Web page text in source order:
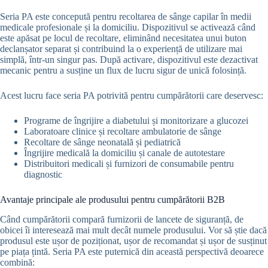
Seria PA este concepută pentru recoltarea de sânge capilar în medii
medicale profesionale și la domiciliu. Dispozitivul se activează când
este apăsat pe locul de recoltare, eliminând necesitatea unui buton
declanșator separat și contribuind la o experiență de utilizare mai
simplă, într-un singur pas. După activare, dispozitivul este dezactivat
mecanic pentru a susține un flux de lucru sigur de unică folosință.
Acest lucru face seria PA potrivită pentru cumpărătorii care deservesc:
Programe de îngrijire a diabetului și monitorizare a glucozei
Laboratoare clinice și recoltare ambulatorie de sânge
Recoltare de sânge neonatală și pediatrică
Îngrijire medicală la domiciliu și canale de autotestare
Distribuitori medicali și furnizori de consumabile pentru
diagnostic
Avantaje principale ale produsului pentru cumpărătorii B2B
Când cumpărătorii compară furnizorii de lancete de siguranță, de
obicei îi interesează mai mult decât numele produsului. Vor să știe dacă
produsul este ușor de poziționat, ușor de recomandat și ușor de susținut
pe piața țintă. Seria PA este puternică din această perspectivă deoarece
combină: